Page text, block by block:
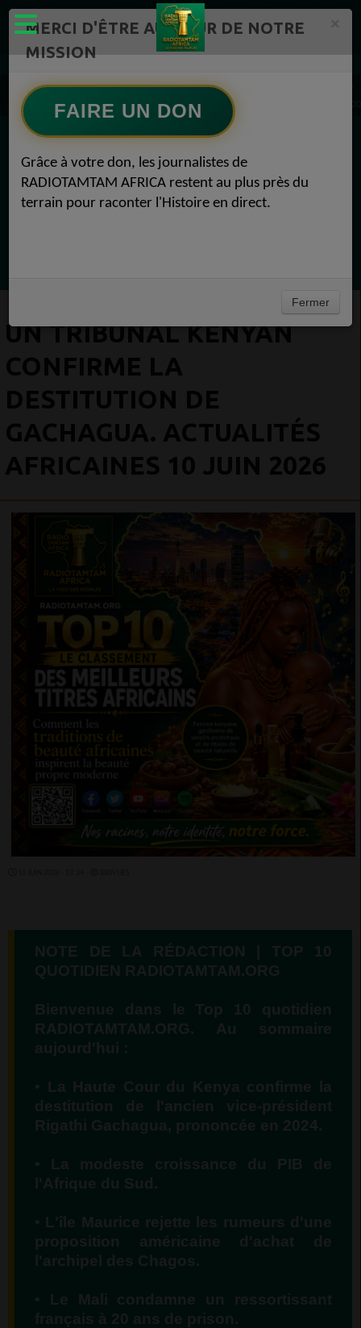
Actualité en continu /Politique/Culture/ Mode/
Un tribunal kényan confirme la destitution de Gachagua. Actualités africaines 10 juin
Félicité Amaneya Ra VINCENT
UN TRIBUNAL KÉNYAN
NOTE DE LA RÉDACTION | TOP 10
QUOTIDIEN RADIOTAMTAM.ORG
Bienvenue dans le Top 10 quotidien
RADIOTAMTAM.ORG. Au sommaire
aujourd'hui :
• La Haute Cour du Kenya confirme la
destitution de l'ancien vice-président
Rigathi Gachagua, prononcée en 2024.
• La modeste croissance du PIB de
l'Afrique du Sud.
• L'île Maurice rejette les rumeurs d'une
proposition américaine d'achat de
l'archipel des Chagos.
• Le Mali condamne un ressortissant
français à 20 ans de prison.
MERCI D'ÊTRE AU CŒUR DE NOTRE
MISSION
FAIRE UN DON
Grâce à votre don, les journalistes de
RADIOTAMTAM AFRICA restent au plus près du
terrain pour raconter l'Histoire en direct.
Fermer